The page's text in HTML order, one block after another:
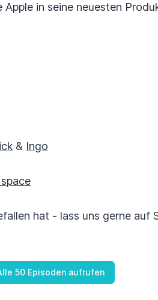
in seine neuesten
& Ingo
hat - lass uns gerne auf
50 Episoden aufrufen